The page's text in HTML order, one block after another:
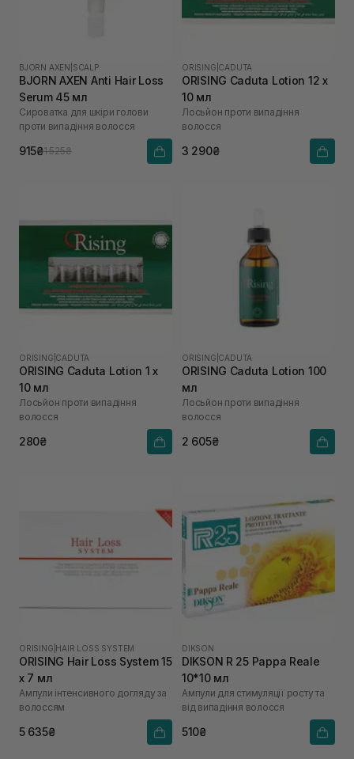
BJORN AXEN SCALP
BJORN AXEN Anti Hair Loss
Serum 45 мл
Сироватка для шкіри голови
проти випадіння волосся
915₴1 525₴
ORISING CADUTA
ORISING Caduta Lotion 12 х
10 мл
Лосьйон проти випадіння
волосся
3 290₴
ORISING CADUTA
ORISING Caduta Lotion 1 х
10 мл
Лосьйон проти випадіння
волосся
280₴
ORISING CADUTA
ORISING Caduta Lotion 100
мл
Лосьйон проти випадіння
волосся
2 605₴
ORISING HAIR LOSS SYSTEM
ORISING Hair Loss System 15
х 7 мл
Ампули інтенсивного догляду за
волоссям
5 635₴
DIKSON
DIKSON R 25 Pappa Reale
10*10 мл
Ампули для стимуляції росту та
від випадіння волосся
510₴